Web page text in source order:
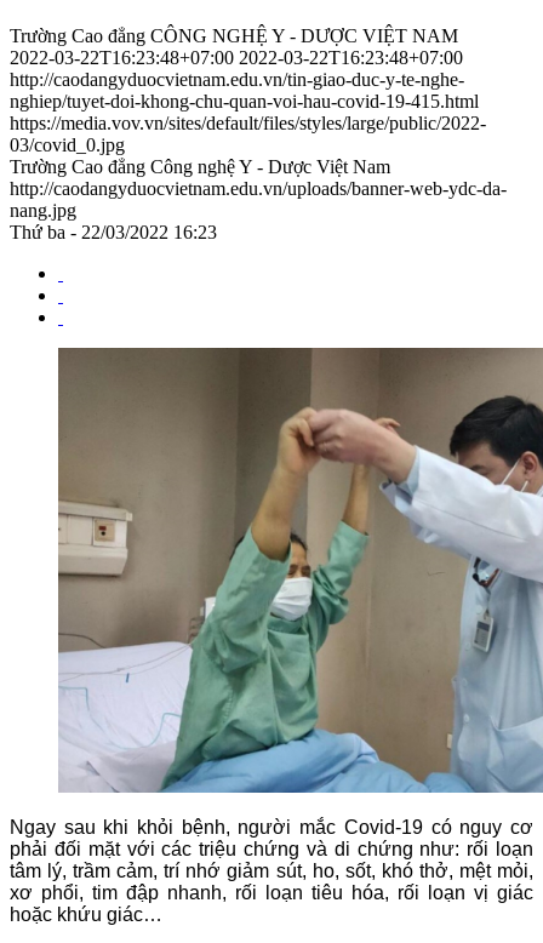
Trường Cao đẳng CÔNG NGHỆ Y - DƯỢC VIỆT NAM
2022-03-22T16:23:48+07:00 2022-03-22T16:23:48+07:00
http://caodangyduocvietnam.edu.vn/tin-giao-duc-y-te-nghe-
nghiep/tuyet-doi-khong-chu-quan-voi-hau-covid-19-415.html
https://media.vov.vn/sites/default/files/styles/large/public/2022-
03/covid_0.jpg
Trường Cao đẳng Công nghệ Y - Dược Việt Nam
http://caodangyduocvietnam.edu.vn/uploads/banner-web-ydc-da-
nang.jpg
Thứ ba - 22/03/2022 16:23
Ngay sau khi khỏi bệnh, người mắc Covid-19 có nguy cơ
phải đối mặt với các triệu chứng và di chứng như: rối loạn
tâm lý, trầm cảm, trí nhớ giảm sút, ho, sốt, khó thở, mệt mỏi,
xơ phổi, tim đập nhanh, rối loạn tiêu hóa, rối loạn vị giác
hoặc khứu giác…